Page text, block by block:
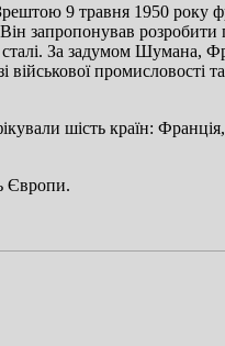
9 травня 1950 року
запропонував розробити
сталі. За задумом Шумана,
військової промисловості
шість країн:
Європи.